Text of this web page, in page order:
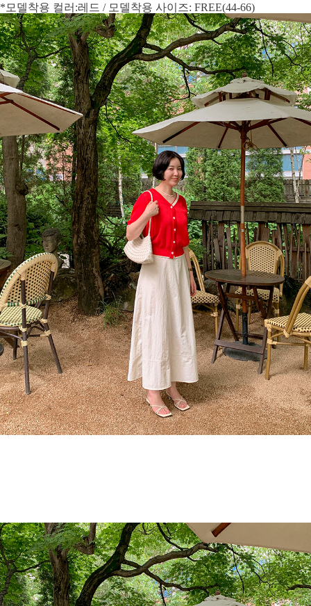
*모델착용 컬러:레드 / 모델착용 사이즈: FREE(44-66)